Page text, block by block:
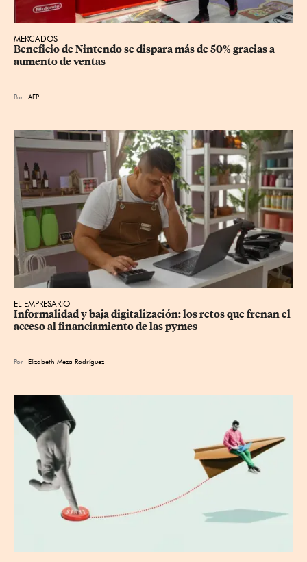
MERCADOS
Beneficio de Nintendo se dispara más de 50% gracias a
aumento de ventas
Por AFP
EL EMPRESARIO
Informalidad y baja digitalización: los retos que frenan el
acceso al financiamiento de las pymes
Por Elizabeth Meza Rodríguez